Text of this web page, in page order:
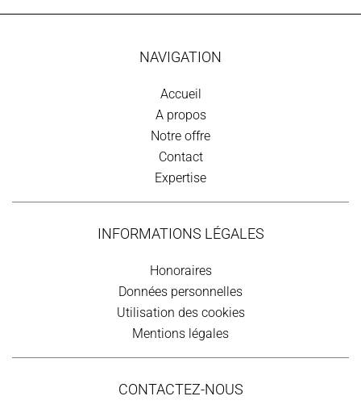
NAVIGATION
Accueil
A propos
Notre offre
Contact
Expertise
INFORMATIONS LÉGALES
Honoraires
Données personnelles
Utilisation des cookies
Mentions légales
CONTACTEZ-NOUS